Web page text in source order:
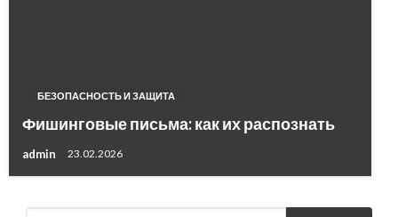
БЕЗОПАСНОСТЬ И ЗАЩИТА
Фишинговые письма: как их распознать
admin 23.02.2026